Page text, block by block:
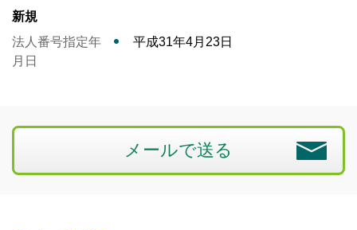
新規
法人番号指定年
月日
平成31年4月23日
メールで送る